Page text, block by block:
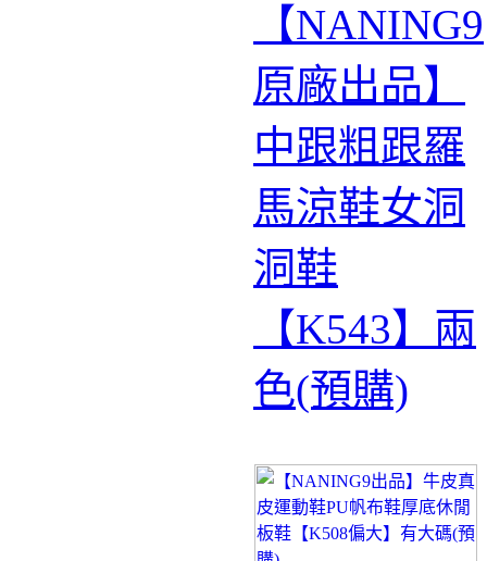
【NANING9
原廠出品】
中跟粗跟羅
馬涼鞋女洞
洞鞋
【K543】兩
色(預購)